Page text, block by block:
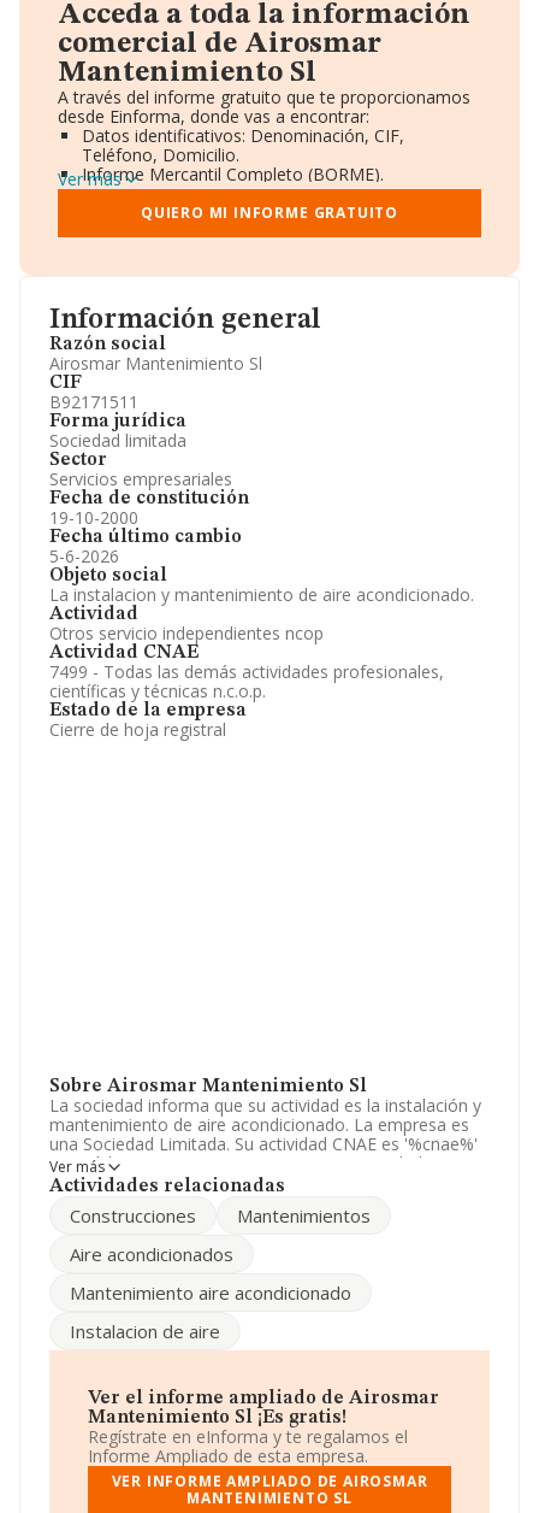
Información general
Razón social
Airosmar Mantenimiento Sl
CIF
B92171511
Forma jurídica
Sociedad limitada
Sector
Servicios empresariales
Fecha de constitución
19-10-2000
Fecha último cambio
5-6-2026
Objeto social
La instalacion y mantenimiento de aire acondicionado.
Actividad
Otros servicio independientes ncop
Actividad CNAE
7499 - Todas las demás actividades profesionales,
científicas y técnicas n.c.o.p.
Estado de la empresa
Cierre de hoja registral
Sobre Airosmar Mantenimiento Sl
La sociedad informa que su actividad es la instalación y
mantenimiento de aire acondicionado. La empresa es
una Sociedad Limitada. Su actividad CNAE es '%cnae%'
con código 7499. La empresa no tiene actividad en
mercados exteriores.
Puedes consultar su página web aquí:
B92171511, se encuentra en Avenida José María Torres
provincia de Málaga, Andalucía.
hasta 26.323 empresas, la facturación en el ámbito
nacional alcanza los 11.946 millones de euros y se
estima que el promedio de la facturación entre todas
las empresas es de 453 mil euros. En relación con la
información de la provincia de Málaga, en la base de
datos de INFORMA aparecen 730 empresas, con ventas
Ver más
Actividades relacionadas
Construcciones
Mantenimientos
Aire acondicionados
Mantenimiento aire acondicionado
Instalacion de aire
Ver el informe ampliado de Airosmar
Mantenimiento Sl ¡Es gratis!
Regístrate en eInforma y te regalamos el
Informe Ampliado de esta empresa.
VER INFORME AMPLIADO DE AIROSMAR
MANTENIMIENTO SL
Acceda a toda la información
comercial de Airosmar
Mantenimiento Sl
A través del informe gratuito que te proporcionamos
desde Einforma, donde vas a encontrar:
Datos identificativos: Denominación, CIF,
Teléfono, Domicilio.
Informe Mercantil Completo (BORME).
Gráficos de Evolución Ventas y Empleados.
Consejo de Administración y Administradores.
Directivos y Ejecutivos.
Información oficial y registral complementaria.
Ver más
QUIERO MI INFORME GRATUITO